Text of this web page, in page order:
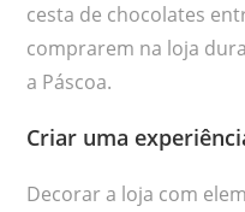
cesta de chocolates
comprarem na loja
a Páscoa.
Criar uma
Decorar a loja com